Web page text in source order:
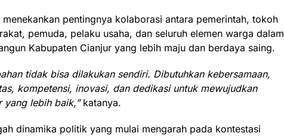
menekankan pentingnya kolaborasi antara pemerintah, tokoh
pemuda, pelaku usaha, dan seluruh elemen warga dalam
Kabupaten Cianjur yang lebih maju dan berdaya saing.
tidak bisa dilakukan sendiri. Dibutuhkan kebersamaan,
kompetensi, inovasi, dan dedikasi untuk mewujudkan
yang lebih baik,”katanya.
dinamika politik yang mulai mengarah pada kontestasi